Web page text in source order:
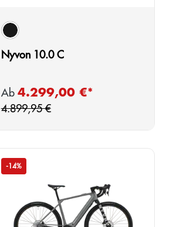
Farbe
black
Nyvon 10.0 C
Verkaufspreis:
Ab 4.299,00 €*
4.899,95 €
-14%